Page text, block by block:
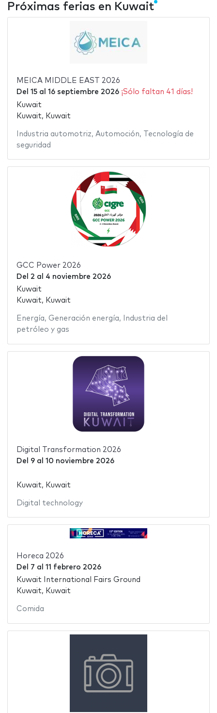
Próximas ferias en Kuwait
MEICA MIDDLE EAST 2026
Del 15al 16 septiembre 2026 ¡Sólo faltan 41 días!
Kuwait
Kuwait, Kuwait
Industria automotriz, Automoción,
Tecnología de
seguridad
GCC Power 2026
Del 2 al 4 noviembre 2026
Kuwait
Kuwait, Kuwait
Energía, Generación energía,
Industria del
petróleo y gas
Digital Transformation 2026
Del 9al 10 noviembre 2026
Kuwait, Kuwait
Digital technology
Horeca 2026
Del 7 al 11 febrero 2026
Kuwait International Fairs Ground
Kuwait, Kuwait
Comida